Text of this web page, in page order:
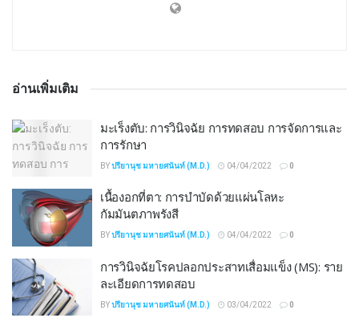
อ่านเพิ่มเติม
มะเร็งตับ: การวินิจฉัย การทดสอบ การจัดการและ
การรักษา
BYปรียานุช มหายศนันท์ (M.D.) 04/04/2022 0
เนื้องอกที่ตา: การบำบัดด้วยแผ่นโลหะ
กัมมันตภาพรังสี
BYปรียานุช มหายศนันท์ (M.D.) 04/04/2022 0
การวินิจฉัยโรคปลอกประสาทเสื่อมแข็ง (MS): ราย
ละเอียดการทดสอบ
BYปรียานุช มหายศนันท์ (M.D.) 03/04/2022 0